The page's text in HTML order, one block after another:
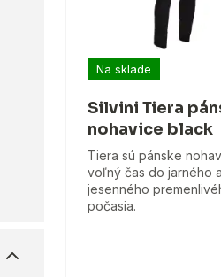
Na sklade
Silvini Tiera
nohavice black
Tiera sú pánske
voľný čas do jarného a
jesenného
počasia.